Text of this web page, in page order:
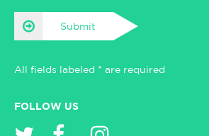
Submit
All fields labeled * are required
FOLLOW US